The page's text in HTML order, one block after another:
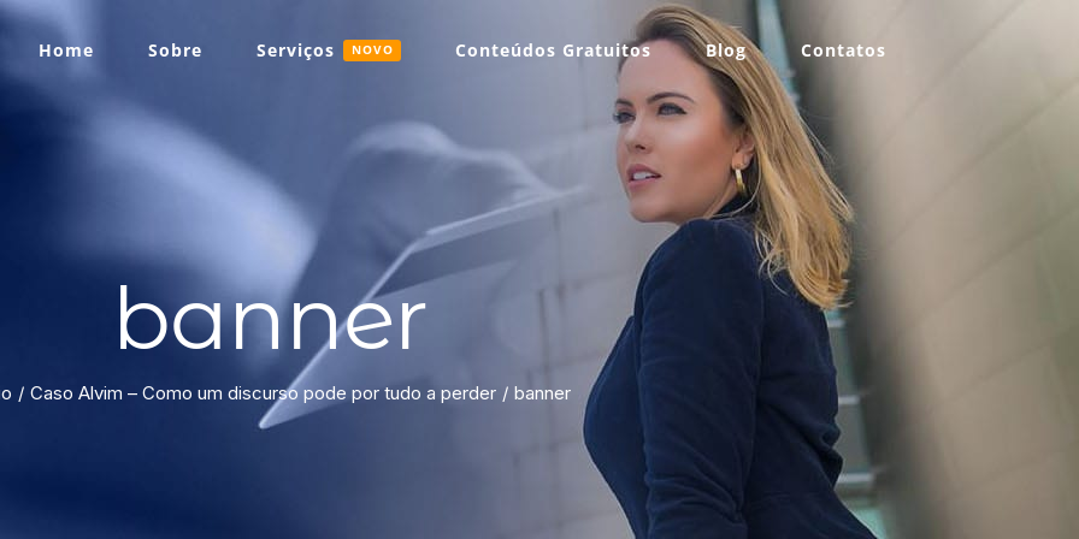
Home Sobre Serviços NOVO Conteúdos Gratuitos Blog Contatos
banner
Caso Alvim – Como um discurso pode por tudo a perder banner